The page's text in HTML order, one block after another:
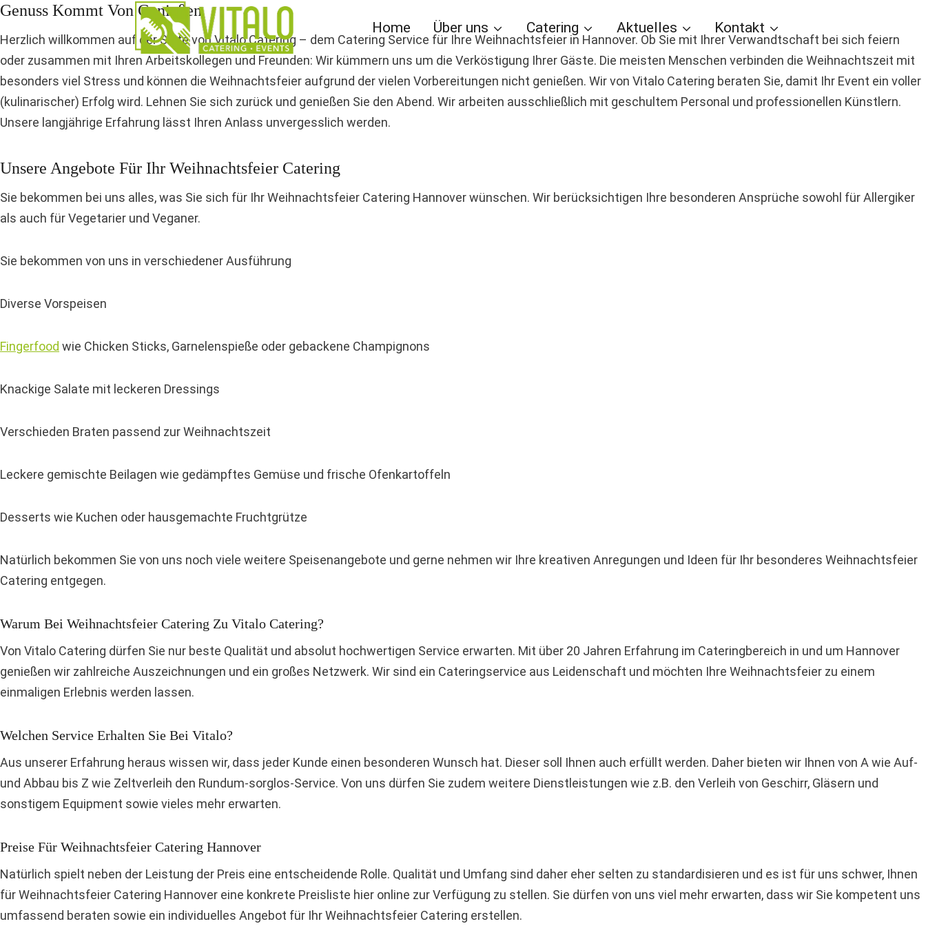
Zum
Home Über uns Catering Aktuelles Kontakt
Genuss Kommt Von Genießen
Herzlich willkommen auf der Seite von Vitalo Catering – dem Catering Service für Ihre Weihnachtsfeier in Hannover. Ob Sie mit Ihrer Verwandtschaft bei sich feiern
oder zusammen mit Ihren Arbeitskollegen und Freunden: Wir kümmern uns um die Verköstigung Ihrer Gäste. Die meisten Menschen verbinden die Weihnachtszeit mit
besonders viel Stress und können die Weihnachtsfeier aufgrund der vielen Vorbereitungen nicht genießen. Wir von Vitalo Catering beraten Sie, damit Ihr Event ein voller
(kulinarischer) Erfolg wird. Lehnen Sie sich zurück und genießen Sie den Abend. Wir arbeiten ausschließlich mit geschultem Personal und professionellen Künstlern.
Unsere langjährige Erfahrung lässt Ihren Anlass unvergesslich werden.
Unsere Angebote Für Ihr Weihnachtsfeier Catering
Sie bekommen bei uns alles, was Sie sich für Ihr Weihnachtsfeier Catering Hannover wünschen. Wir berücksichtigen Ihre besonderen Ansprüche sowohl für Allergiker
als auch für Vegetarier und Veganer.
Sie bekommen von uns in verschiedener Ausführung
Diverse Vorspeisen
Fingerfood wie Chicken Sticks, Garnelenspieße oder gebackene Champignons
Knackige Salate mit leckeren Dressings
Verschieden Braten passend zur Weihnachtszeit
Leckere gemischte Beilagen wie gedämpftes Gemüse und frische Ofenkartoffeln
Desserts wie Kuchen oder hausgemachte Fruchtgrütze
Natürlich bekommen Sie von uns noch viele weitere Speisenangebote und gerne nehmen wir Ihre kreativen Anregungen und Ideen für Ihr besonderes Weihnachtsfeier
Catering entgegen.
Warum Bei Weihnachtsfeier Catering Zu Vitalo Catering?
Von Vitalo Catering dürfen Sie nur beste Qualität und absolut hochwertigen Service erwarten. Mit über 20 Jahren Erfahrung im Cateringbereich in und um Hannover
genießen wir zahlreiche Auszeichnungen und ein großes Netzwerk. Wir sind ein Cateringservice aus Leidenschaft und möchten Ihre Weihnachtsfeier zu einem
einmaligen Erlebnis werden lassen.
Welchen Service Erhalten Sie Bei Vitalo?
Aus unserer Erfahrung heraus wissen wir, dass jeder Kunde einen besonderen Wunsch hat. Dieser soll Ihnen auch erfüllt werden. Daher bieten wir Ihnen von A wie Auf-
und Abbau bis Z wie Zeltverleih den Rundum-sorglos-Service. Von uns dürfen Sie zudem weitere Dienstleistungen wie z.B. den Verleih von Geschirr, Gläsern und
sonstigem Equipment sowie vieles mehr erwarten.
Preise Für Weihnachtsfeier Catering Hannover
Natürlich spielt neben der Leistung der Preis eine entscheidende Rolle. Qualität und Umfang sind daher eher selten zu standardisieren und es ist für uns schwer, Ihnen
für Weihnachtsfeier Catering Hannover eine konkrete Preisliste hier online zur Verfügung zu stellen. Sie dürfen von uns viel mehr erwarten, dass wir Sie kompetent uns
umfassend beraten sowie ein individuelles Angebot für Ihr Weihnachtsfeier Catering erstellen.